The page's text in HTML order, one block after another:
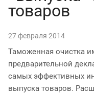
товаров
27 февраля 2014
Таможенная очистка
предварительной
самых эффективных
выпуска товаров.